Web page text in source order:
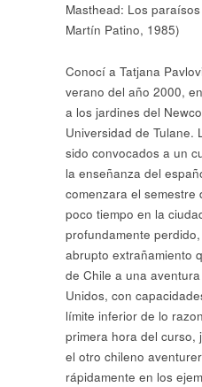
Masthead: Los
Martín Patino, 1985)
Conocí a Tatjana
verano del año 2000,
a los jardines del
Universidad de Tulane.
sido convocados a un
la enseñanza del
comenzara el semestre
poco tiempo en la
profundamente
abrupto extrañamiento
de Chile a una
Unidos, con
límite inferior de lo
primera hora del curso,
el otro chileno
rápidamente en los